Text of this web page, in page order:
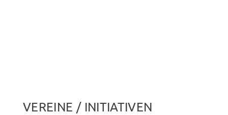
VEREINE / INITIATIVEN